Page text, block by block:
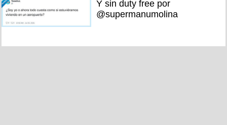
Y sin duty free por
@supermanumolina